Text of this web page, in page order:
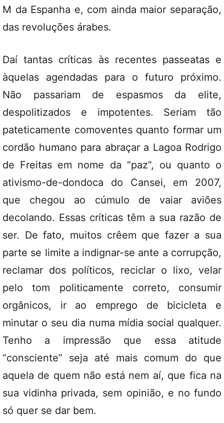
M da Espanha e, com ainda maior separação,
das revoluções árabes.
Daí tantas críticas às recentes passeatas e
àquelas agendadas para o futuro próximo.
Não passariam de espasmos da elite,
despolitizados e impotentes. Seriam tão
pateticamente comoventes quanto formar um
cordão humano para abraçar a Lagoa Rodrigo
de Freitas em nome da “paz”, ou quanto o
ativismo-de-dondoca do Cansei, em 2007,
que chegou ao cúmulo de vaiar aviões
decolando. Essas críticas têm a sua razão de
ser. De fato, muitos crêem que fazer a sua
parte se limite a indignar-se ante a corrupção,
reclamar dos políticos, reciclar o lixo, velar
pelo tom politicamente correto, consumir
orgânicos, ir ao emprego de bicicleta e
minutar o seu dia numa mídia social qualquer.
Tenho a impressão que essa atitude
“consciente” seja até mais comum do que
aquela de quem não está nem aí, que fica na
sua vidinha privada, sem opinião, e no fundo
só quer se dar bem.